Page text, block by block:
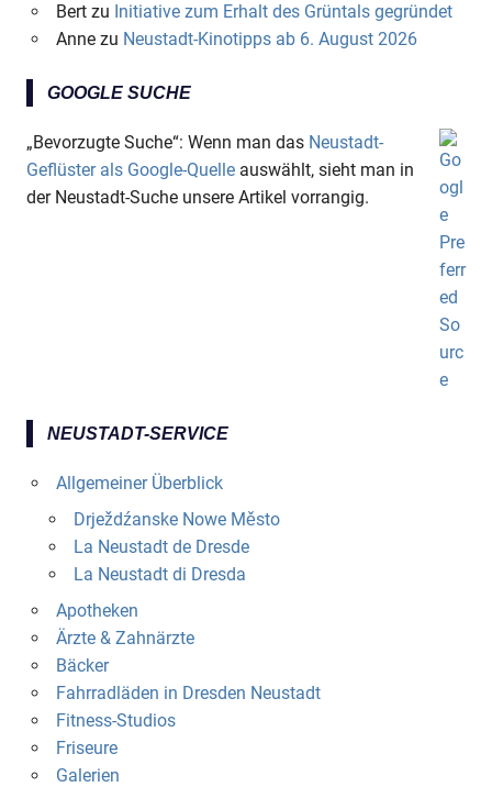
Bertzu Initiative zum Erhalt des Grüntals gegründet
Annezu Neustadt-Kinotipps ab 6. August 2026
GOOGLE SUCHE
„Bevorzugte Suche“: Wenn man das Neustadt-
Geflüster als Google-Quelle auswählt, sieht man in
der Neustadt-Suche unsere Artikel vorrangig.
NEUSTADT-SERVICE
Allgemeiner Überblick
Drježdźanske Nowe Město
La Neustadt de Dresde
La Neustadt di Dresda
Apotheken
Ärzte & Zahnärzte
Bäcker
Fahrradläden in Dresden Neustadt
Fitness-Studios
Friseure
Galerien